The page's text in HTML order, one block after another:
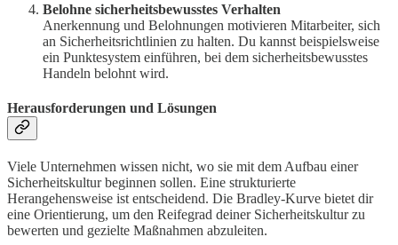
Belohne sicherheitsbewusstes Verhalten
Anerkennung und Belohnungen motivieren Mitarbeiter, sich
an Sicherheitsrichtlinien zu halten. Du kannst beispielsweise
ein Punktesystem einführen, bei dem sicherheitsbewusstes
Handeln belohnt wird.
Herausforderungen und Lösungen
Viele Unternehmen wissen nicht, wo sie mit dem Aufbau einer
Sicherheitskultur beginnen sollen. Eine strukturierte
Herangehensweise ist entscheidend. Die Bradley-Kurve bietet dir
eine Orientierung, um den Reifegrad deiner Sicherheitskultur zu
bewerten und gezielte Maßnahmen abzuleiten.